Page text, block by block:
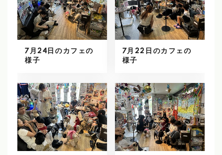
7月24日のカフェの
様子
7月22日のカフェの
様子